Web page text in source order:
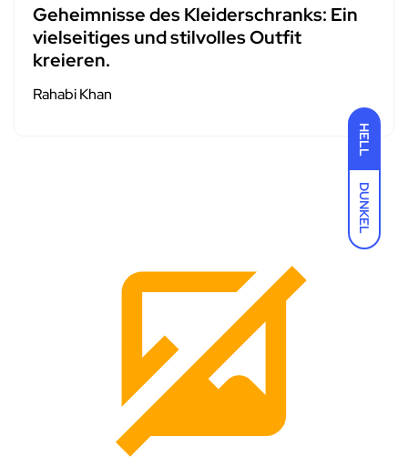
HELL
DUNKEL
Geheimnisse des Kleiderschranks: Ein
vielseitiges und stilvolles Outfit
kreieren.
Rahabi Khan